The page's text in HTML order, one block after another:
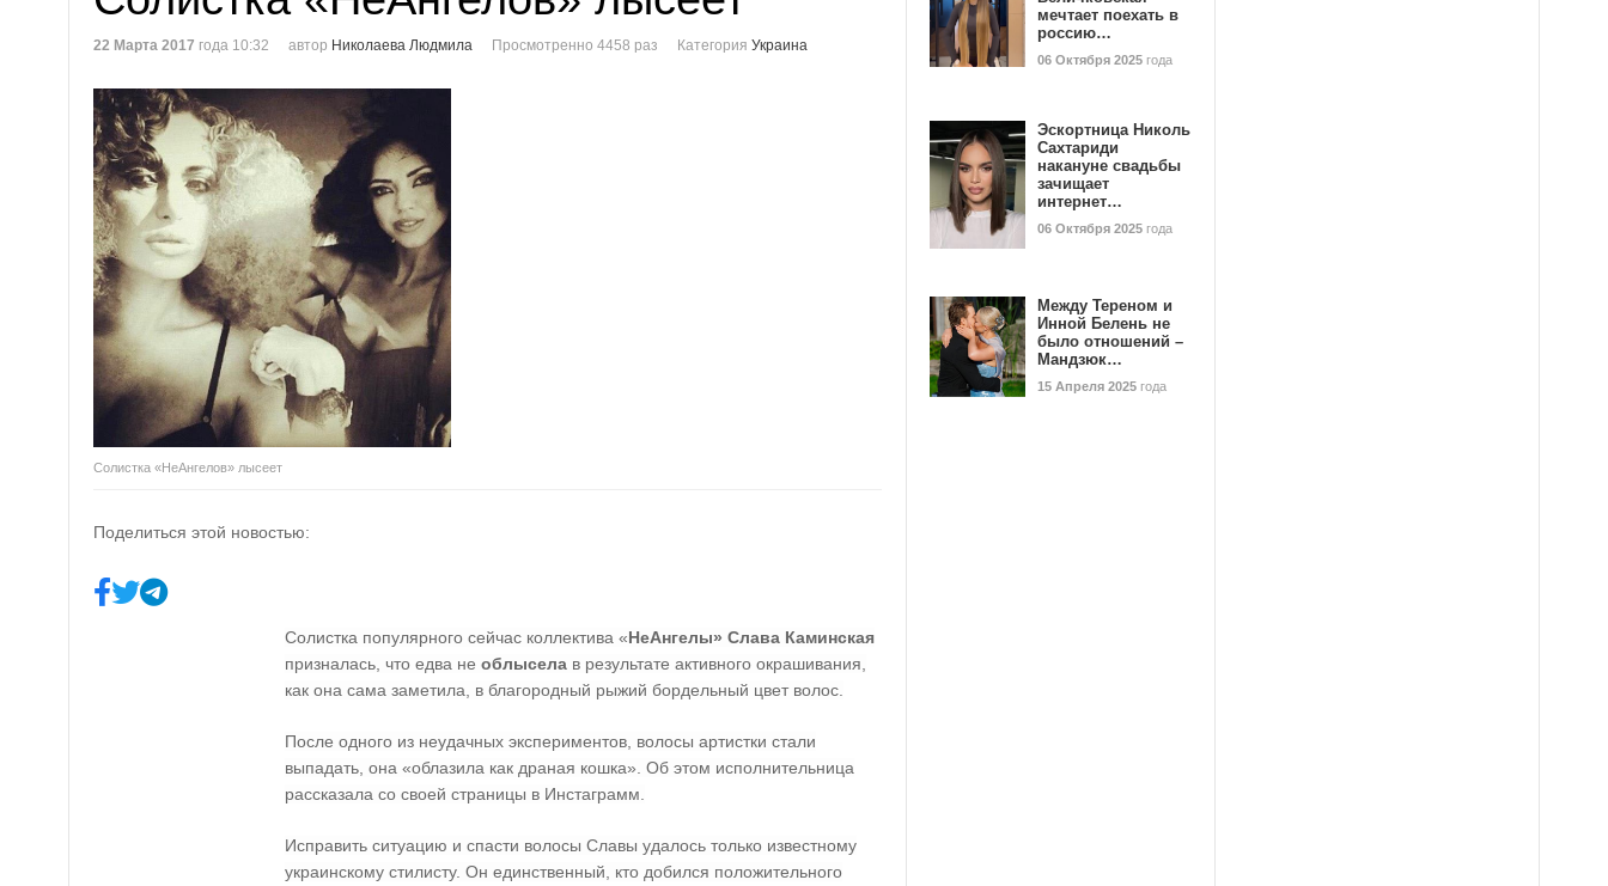
22 Марта 2017 года 10:32 автор Николаева Людмила Просмотренно 4458 раз Категория Украина
Солистка «НеАнгелов» лысеет
Поделиться этой новостью:
Солистка популярного сейчас коллектива «НеАнгелы» Слава Каминская
призналась, что едва не облысела в результате активного окрашивания,
как она сама заметила, в благородный рыжий бордельный цвет волос.
После одного из неудачных экспериментов, волосы артистки стали
выпадать, она «облазила как драная кошка». Об этом исполнительница
рассказала со своей страницы в Инстаграмм.
Исправить ситуацию и спасти волосы Славы удалось только известному
украинскому стилисту. Он единственный, кто добился положительного
мечтает поехать в
россию…
06 Октября 2025 года
Эскортница Николь
Сахтариди
накануне свадьбы
зачищает
интернет…
06 Октября 2025 года
Между Тереном и
Инной Белень не
было отношений –
Мандзюк…
15 Апреля 2025 года